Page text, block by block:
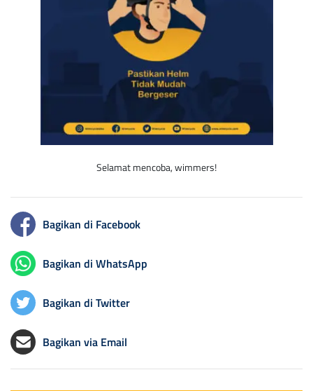
Selamat mencoba, wimmers!
Bagikan di Facebook
Bagikan di WhatsApp
Bagikan di Twitter
Bagikan via Email